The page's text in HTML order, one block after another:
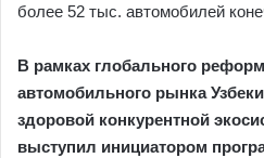
более 52 тыс. автомобилей
В рамках глобального
автомобильного рынка
здоровой конкурентной
выступил инициатором